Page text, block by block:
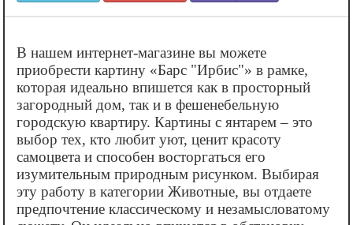
В нашем интернет-магазине вы можете
приобрести картину «‎Барс "Ирбис"» в рамке,
которая идеально впишется как в просторный
загородный дом, так и в фешенебельную
городскую квартиру. Картины с янтарем – это
выбор тех, кто любит уют, ценит красоту
самоцвета и способен восторгаться его
изумительным природным рисунком. Выбирая
эту работу в категории Животные, вы отдаете
предпочтение классическому и незамысловатому